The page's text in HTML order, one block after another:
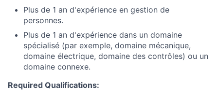
Plus de 1 an d'expérience en gestion de
personnes.
Plus de 1 an d'expérience dans un domaine
spécialisé (par exemple, domaine mécanique,
domaine électrique, domaine des contrôles) ou un
domaine connexe.
Required Qualifications: